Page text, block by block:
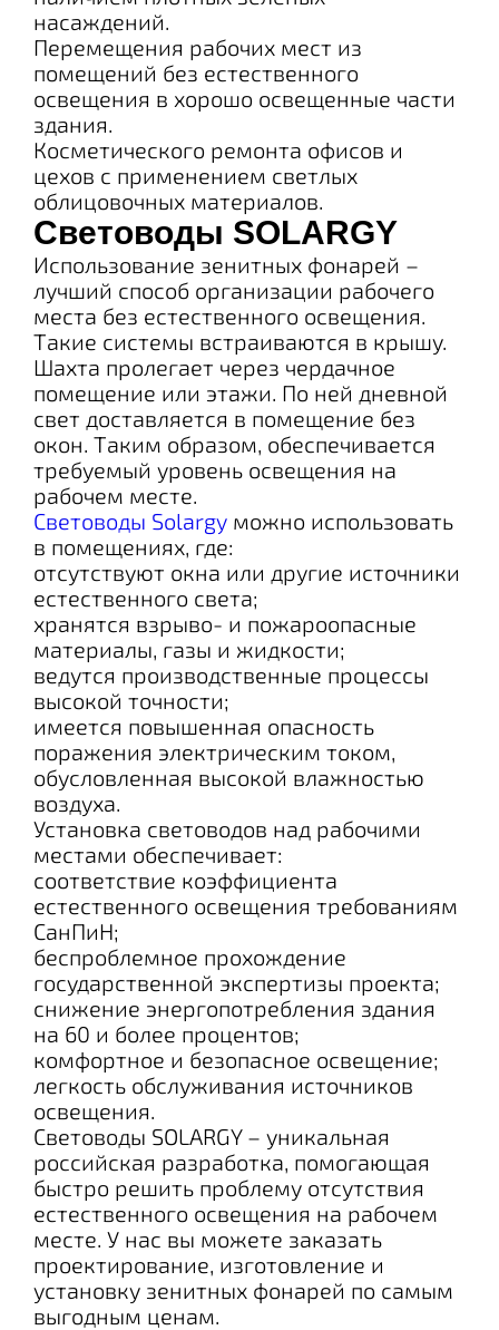
насаждений.
Перемещения рабочих мест из
помещений без естественного
освещения в хорошо освещенные части
здания.
Косметического ремонта офисов и
цехов с применением светлых
облицовочных материалов.
Световоды SOLARGY
Использование зенитных фонарей –
лучший способ организации рабочего
места без естественного освещения.
Такие системы встраиваются в крышу.
Шахта пролегает через чердачное
помещение или этажи. По ней дневной
свет доставляется в помещение без
окон. Таким образом, обеспечивается
требуемый уровень освещения на
рабочем месте.
Световоды Solargy можно использовать
в помещениях, где:
отсутствуют окна или другие источники
естественного света;
хранятся взрыво- и пожароопасные
материалы, газы и жидкости;
ведутся производственные процессы
высокой точности;
имеется повышенная опасность
поражения электрическим током,
обусловленная высокой влажностью
воздуха.
Установка световодов над рабочими
местами обеспечивает:
соответствие коэффициента
естественного освещения требованиям
СанПиН;
беспроблемное прохождение
государственной экспертизы проекта;
снижение энергопотребления здания
на 60 и более процентов;
комфортное и безопасное освещение;
легкость обслуживания источников
освещения.
Световоды SOLARGY – уникальная
российская разработка, помогающая
быстро решить проблему отсутствия
естественного освещения на рабочем
месте. У нас вы можете заказать
проектирование, изготовление и
установку зенитных фонарей по самым
выгодным ценам.